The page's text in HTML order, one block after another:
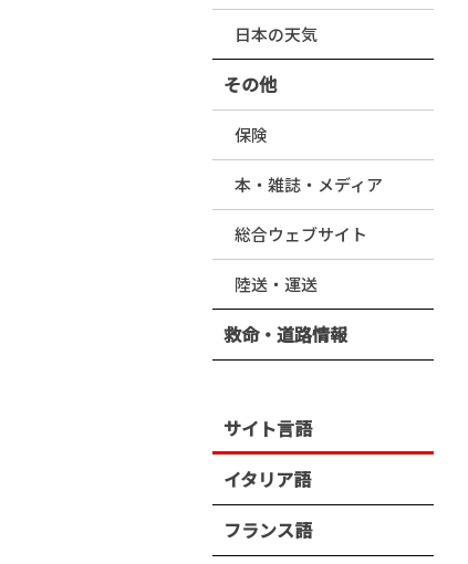
日本の天気
その他
保険
本・雑誌・メディア
総合ウェブサイト
陸送・運送
救命・道路情報
サイト言語
イタリア語
フランス語